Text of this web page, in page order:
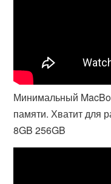
Минимальный
памяти. Хватит для
8GB 256GB